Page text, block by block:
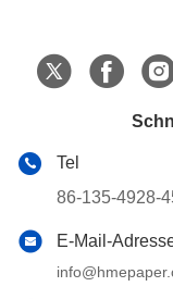
Tel
86-135-4928-
E-Mail-